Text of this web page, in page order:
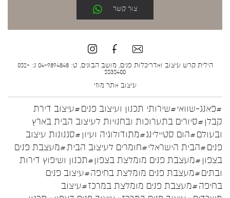
צור קשר
הילית קרש עיצוב ואדריכלות פנים, מושב הבונים, ט: 04-9894848 נ: 052-
5535400
עיצוב אתר מוזי
#פאנג-שוואי#שירותי תכנון ועיצוב פנים#עיצוב דירת
קבלן #סיורים בתערוכות ובחנויות לעיצוב הבית בארץ
ובעולם#הום סטיילינג#מתודולוגיה ועיון #סגנונות עיצוב
פנים#הבית הישראלי#חומרים לעיצוב הבית#מעצבת פנים
בצפון #מעצבת פנים מומלצת בצפון#תכנון ושיפוץ דירות
ובתים#מעצבת פנים מומלצת בחיפה#עיצוב פנים
בחיפה#מעצבת פנים מומלצת במרכז#עיצוב